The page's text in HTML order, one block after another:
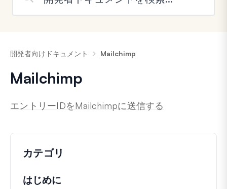
開発者向けドキュメント Mailchimp
Mailchimp
エントリーIDをMailchimpに送信する
カテゴリ
はじめに